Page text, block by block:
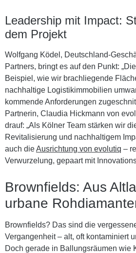
Leadership mit Impact:
dem Projekt
Wolfgang Ködel, Deutschland-
Partners, bringt es auf den Punkt:
Beispiel, wie wir brachliegende
nachhaltige Logistikimmobilien
kommende Anforderungen
Partnerin, Claudia Hickmann von
drauf: „Als Kölner Team stärken wir
Revitalisierung und nachhaltigem
auch dieAusrichtung von evolutiq –
Verwurzelung, gepaart mit
Brownfields: Aus
urbane
Brownfields? Das sind die
Vergangenheit – alt, oft kontaminiert
Doch gerade in Ballungsräumen wie